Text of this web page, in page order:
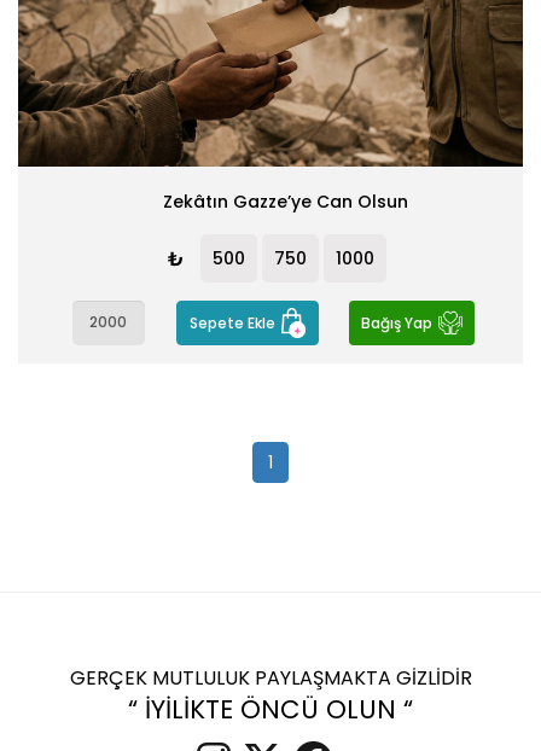
Zekâtın Gazze’ye Can Olsun
₺ 500 750 1000
Sepete Ekle Bağış Yap
1
GERÇEK MUTLULUK PAYLAŞMAKTA GİZLİDİR
“ İYİLİKTE ÖNCÜ OLUN “
YETIM PROJELERI
GENEL